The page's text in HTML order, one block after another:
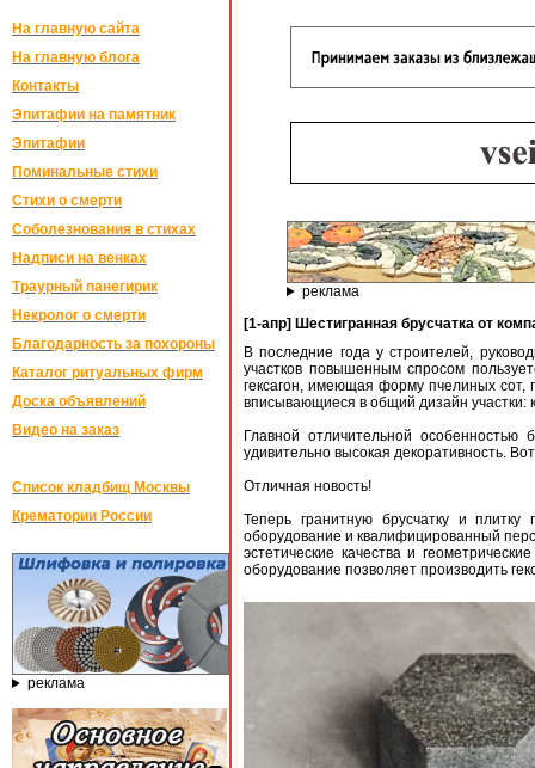
На главную сайта
На главную блога
Контакты
Эпитафии на памятник
Эпитафии
Поминальные стихи
Стихи о смерти
Соболезнования в стихах
Надписи на венках
Траурный панегирик
Некролог о смерти
Благодарность за похороны
Каталог ритуальных фирм
Доска объявлений
Видео на заказ
Список кладбищ Москвы
Крематории России
реклама
реклама
[1-апр] Шестигранная брусчатка от
В последние года у строителей,
участков повышенным спросом
гексагон, имеющая форму пчелиных сот,
вписывающиеся в общий дизайн
Главной отличительной особенностью
удивительно высокая декоративность.
Отличная новость!
Теперь гранитную брусчатку и
оборудование и квалифицированный
эстетические качества и
оборудование позволяет производить